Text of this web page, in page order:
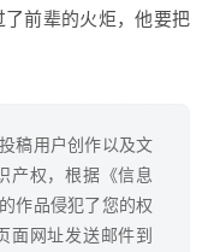
前辈的火炬，他要把
稿用户创作以及文
产权，根据《信息
作品侵犯了您的权
面网址发送邮件到